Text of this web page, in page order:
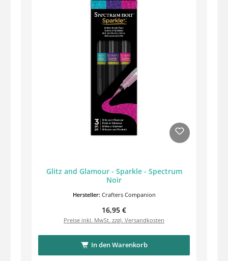
Glitz and Glamour - Sparkle - Spectrum
Noir
Hersteller: Crafters Companion
Regulärer Preis:
16,95 €
Preise inkl. MwSt. zzgl. Versandkosten
In den Warenkorb